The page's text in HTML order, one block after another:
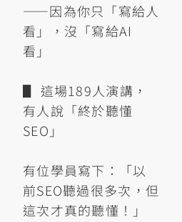
——因為你只「寫給人
看」，沒「寫給AI
看」
▋ 這場189人演講，
有人說「終於聽懂
SEO」
有位學員寫下：「以
前SEO聽過很多次，但
這次才真的聽懂！」